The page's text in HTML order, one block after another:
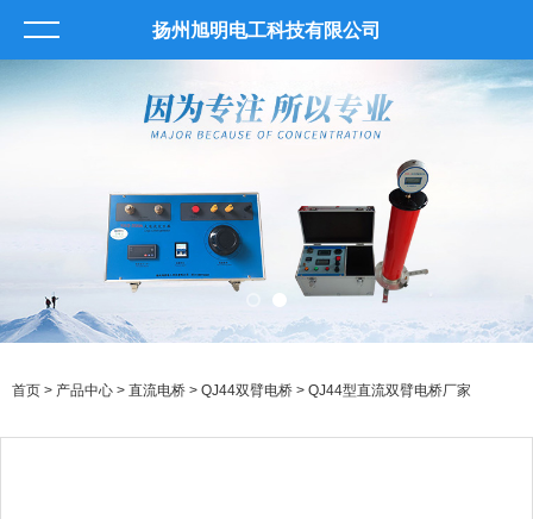
扬州旭明电工科技有限公司
首页 > 产品中心 > 直流电桥 > QJ44双臂电桥 > QJ44型直流双臂电桥厂家